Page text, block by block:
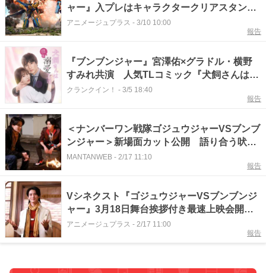
ャー』入プレはキャラクタークリアスタン
ド！ 新規場面カットも公開
アニメージュプラス - 3/10 10:00
報告
『ブンブンジャー』宮澤佑×グラドル・横野
すみれ共演 人気TLコミック『犬飼さんは隠
れ溺愛上司』ドラマ化
クランクイン！ - 3/5 18:40
報告
＜ナンバーワン戦隊ゴジュウジャーVSブンブ
ンジャー＞新場面カット公開 語り合う吠と
大也 山道に現れたボウケンレッド！
MANTANWEB - 2/17 11:10
報告
Vシネクスト『ゴジュウジャーVSブンブンジ
ャー』3月18日舞台挨拶付き最速上映会開
催！
アニメージュプラス - 2/17 11:00
報告